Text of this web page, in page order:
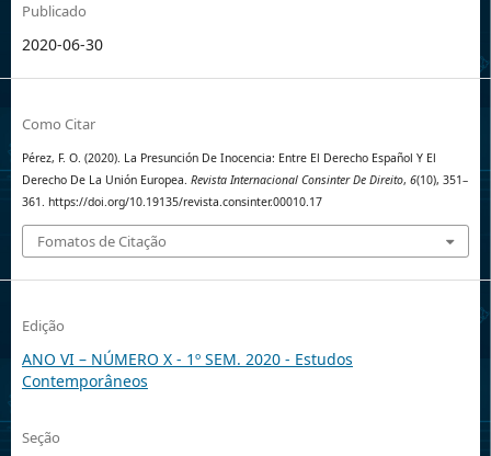
Publicado
2020-06-30
Como Citar
Pérez, F. O. (2020). La Presunción De Inocencia: Entre El Derecho Español Y El
Derecho De La Unión Europea. Revista Internacional Consinter De Direito, 6(10), 351–
361. https://doi.org/10.19135/revista.consinter.00010.17
Fomatos de Citação
Edição
ANO VI – NÚMERO X - 1º SEM. 2020 - Estudos
Contemporâneos
Seção